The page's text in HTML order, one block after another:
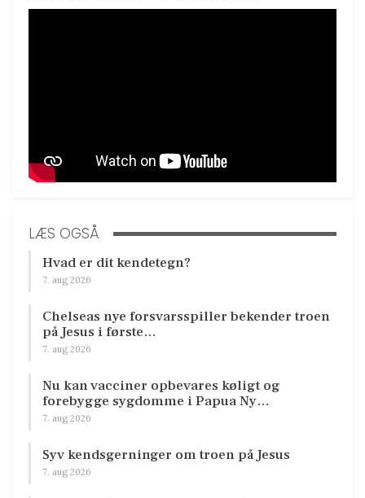
LÆS OGSÅ
Hvad er dit kendetegn?
7. aug 2026
Chelseas nye forsvarsspiller bekender troen
på Jesus i første…
7. aug 2026
Nu kan vacciner opbevares køligt og
forebygge sygdomme i Papua Ny…
7. aug 2026
Syv kendsgerninger om troen på Jesus
7. aug 2026